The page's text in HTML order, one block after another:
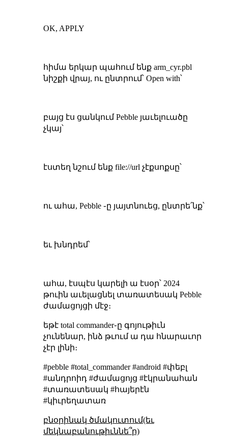
OK, APPLY
հիմա երկար պահում ենք arm_cyr.pbl
նիշքի վրայ, ու ընտրում՝ Open with՝
բայց էս ցանկում Pebble յաւելուածը
չկայ՝
էստեղ նշում ենք file://url չէքսոքսը՝
ու ահա, Pebble ֊ը յայտնուեց, ընտրե՛նք՝
եւ խնդրեմ՝
ահա, էսպէս կարելի ա էսօր՝ 2024
թուին աւելացնել տառատեսակ Pebble
ժամացոյցի մէջ։
եթէ total commander֊ը գոյութիւն
չունենար, ինձ թւում ա դա հնարաւոր
չէր լինի։
#pebble #total_commander #android #փեբլ
#անդրոիդ #ժամացոյց #էկրանահան
#տառատեսակ #հայերէն
#կիւրեղատառ
բնօրինակ ծմակուտում(եւ
մեկնաբանութիւննե՞ր)